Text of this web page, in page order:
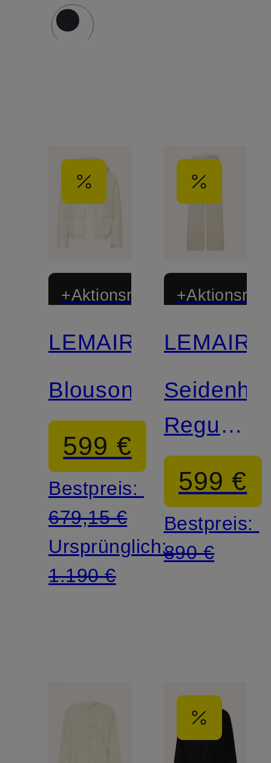
+Aktionsrabatt
LEMAIRE
Blouson
599 €
Bestpreis:
679,15 €
Ursprünglich:
1.190 €
LEMAIRE
Regular
Fit
599 €
Bestpreis:
890 €